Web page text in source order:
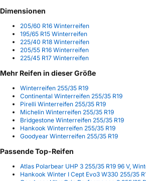
Dimensionen
205/60 R16 Winterreifen
195/65 R15 Winterreifen
225/40 R18 Winterreifen
205/55 R16 Winterreifen
225/45 R17 Winterreifen
Mehr Reifen in dieser Größe
Winterreifen 255/35 R19
Continental Winterreifen 255/35 R19
Pirelli Winterreifen 255/35 R19
Michelin Winterreifen 255/35 R19
Bridgestone Winterreifen 255/35 R19
Hankook Winterreifen 255/35 R19
Goodyear Winterreifen 255/35 R19
Passende Top-Reifen
Atlas Polarbear UHP 3 255/35 R19 96 V,
Hankook Winter I Cept Evo3 W330 255/35